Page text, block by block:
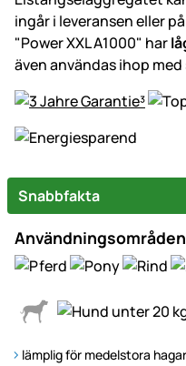
ingår i leveransen eller
"Power XXL A1000" har
även användas ihop med
Snabbfakta
Användningsområden
lämplig för medelstora